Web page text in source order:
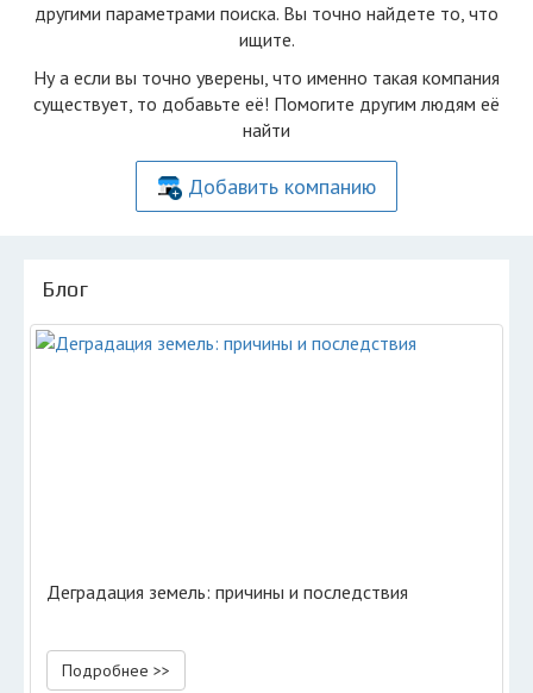
другими параметрами поиска. Вы точно найдете то, что
ищите.
Ну а если вы точно уверены, что именно такая компания
существует, то добавьте её! Помогите другим людям её
найти
Добавить компанию
Блог
Деградация земель: причины и последствия
Подробнее >>